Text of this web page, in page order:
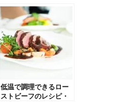
低温で調理できるロー
ストビーフのレシピ・